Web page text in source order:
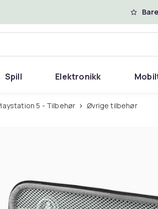
Spill Elektronikk
Playstation 5 - Tilbehør Øvrige tilbehør